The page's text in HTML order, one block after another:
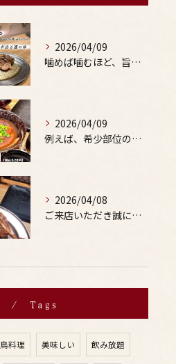
2026/04/09
噛めば噛むほど、旨みがあふれる。
2026/04/09
例えば、希少部位の串を試したり、季節限定の地酒を味わったりす...
2026/04/08
ご来店いただき誠にありがとうございます。
Tags
鳥料理 美味しい 飲み放題